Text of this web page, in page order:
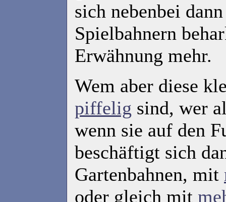
sich nebenbei
Spielbahnern
Erwähnung mehr.
Wem aber diese
piffelig sind, wer
wenn sie auf den
beschäftigt sich
Gartenbahnen, mit
oder gleich mit